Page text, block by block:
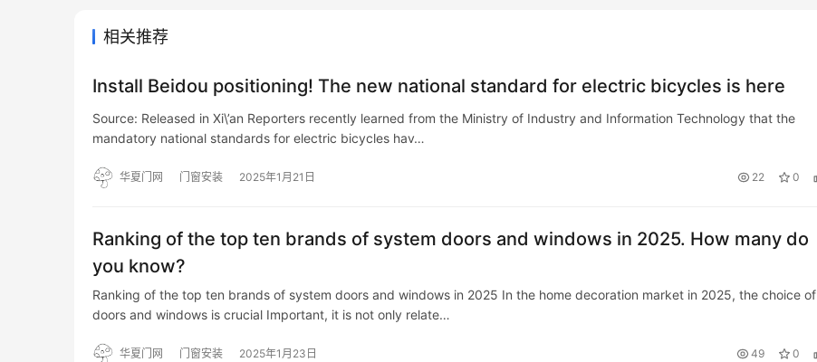
相关推荐
Install Beidou positioning! The new national standard for electric bicycles is here
Source: Released in Xi\’an Reporters recently learned from the Ministry of Industry and Information Technology that the
mandatory national standards for electric bicycles hav…
华夏门网 门窗安装 2025年1月21日 22 0
Ranking of the top ten brands of system doors and windows in 2025. How many do
you know?
Ranking of the top ten brands of system doors and windows in 2025 In the home decoration market in 2025, the choice of
doors and windows is crucial Important, it is not only relate…
华夏门网 门窗安装 2025年1月23日 49 0